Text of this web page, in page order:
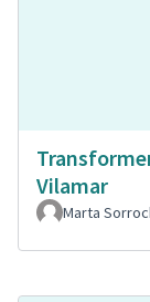
Vilamar
Marta